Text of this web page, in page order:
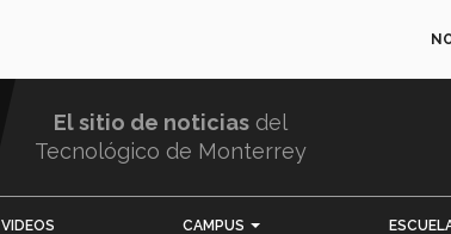
El sitio de noticias del
Tecnológico de Monterrey
VIDEOS CAMPUS